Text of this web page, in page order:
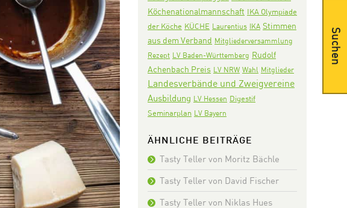
Köchenationalmannschaft IKA Olympiade
der Köche KÜCHE Laurentius IKA Stimmen
aus dem Verband Mitgliederversammlung
Rezept LV Baden-Württemberg Rudolf
Achenbach Preis LV NRW Wahl Mitglieder
Landesverbände und Zweigvereine
Ausbildung LV Hessen Digestif
Seminarplan LV Bayern
ÄHNLICHE BEITRÄGE
Tasty Teller von Moritz Bächle
Tasty Teller von David Fischer
Tasty Teller von Niklas Hues
Suchen